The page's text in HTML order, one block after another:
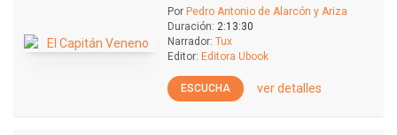
Por Pedro Antonio de Alarcón y Ariza
Duración: 2:13:30
Narrador: Tux
Editor: Editora Ubook
ESCUCHA ver detalles